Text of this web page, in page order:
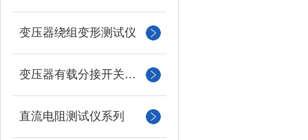
变压器绕组变形测试仪
变压器有载分接开关测试仪
直流电阻测试仪系列